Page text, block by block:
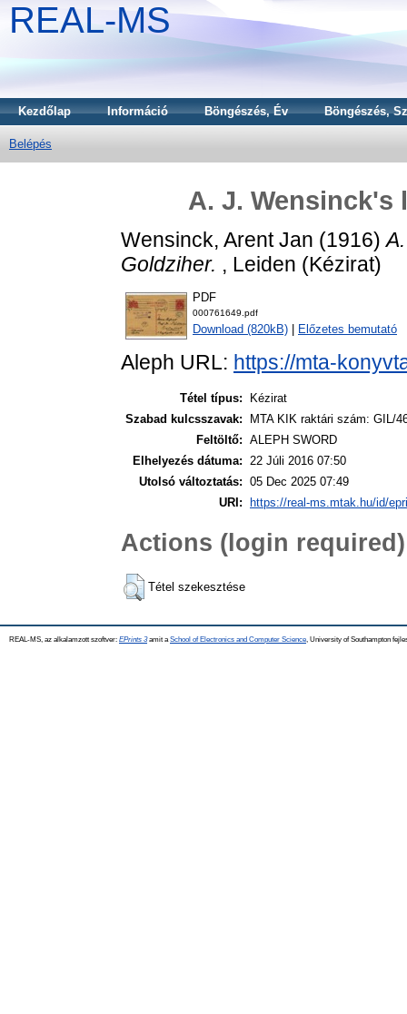
REAL-MS
Kezdőlap Információ Böngészés, Év Böngészés,
Belépés
A. J. Wensinck's
Wensinck, Arent Jan (1916)
Goldziher. , Leiden (Kézirat)
PDF
000761649.pdf
Download (820kB) Előzetes bemutató
Aleph URL: https://mta-
Tétel típus:
Kézirat
Szabad kulcsszavak:
MTA KIK raktári szám: GIL/
Feltöltő: ALEPH SWORD
Elhelyezés dátuma: 22 Júli 2016 07:50
Utolsó változtatás: 05 Dec 2025 07:49
URI:
https://real-ms.mtak.hu/id/
Actions (login required)
Tétel szekesztése
REAL-MS, az alkalamzott szoftver: EPrints 3amit a School of Electronics and Computer Science , University of Southampton